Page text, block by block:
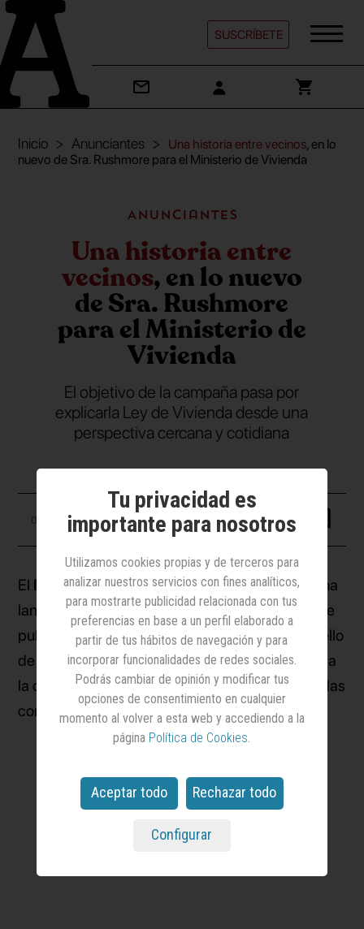
SUSCRÍBETE
Inicio Anunciantes Una historia entre vecinos, en lo
nuevo de Sra. Rushmore para el Ministerio de Vivienda
Anunciantes
Una historia entre
vecinos, en lo nuevo
de Sra. Rushmore
para el Ministerio de
Vivienda
El objetivo de la campaña pasa por
explicarla Ley de Vivienda desde una
perspectiva cercana y cotidiana
02 junio 2026
El Ministerio de Vivienda y Agenda Urbana
ha
lanzadoUna ley para vivir, su nueva campaña de
publicidad. La creatividad, que cuenta con el sello
de
Sra. Rushmore, tiene el objetivo de acercar a
la ciudadanía los beneficios y principales medidas
contempladas en la Ley de Vivienda.
Tu privacidad es
importante para nosotros
Utilizamos cookies propias y de terceros para
analizar nuestros servicios con fines analíticos,
para mostrarte publicidad relacionada con tus
preferencias en base a un perfil elaborado a
partir de tus hábitos de navegación y para
incorporar funcionalidades de redes sociales.
Podrás cambiar de opinión y modificar tus
opciones de consentimiento en cualquier
momento al volver a esta web y accediendo a la
página Política de Cookies.
Aceptar todo Rechazar todo
Configurar